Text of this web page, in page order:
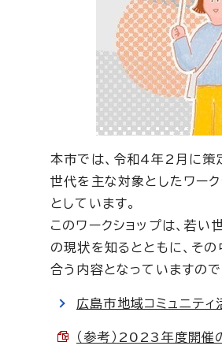
本市では、令和4年2月に策定
世代を主な対象としたワー
としています。
このワークショップは、若
の現状を知るとともに、そ
合う内容となっていますので
広島市地域コミュニティ
（参考）2023年度開催